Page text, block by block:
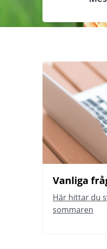
Vanliga
Här hittar du
sommaren